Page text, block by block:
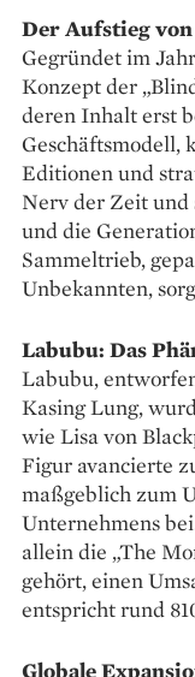
Der Aufstieg
Gegründet im
Konzept der
deren Inhalt erst
Editionen und
Nerv der Zeit und
und die
Sammeltrieb,
Unbekannten,
Labubu: Das
Labubu,
Kasing Lung,
wie Lisa von
Figur avancierte
maßgeblich zum
Unternehmens
allein die „The
gehört, einen
entspricht rund
Globale